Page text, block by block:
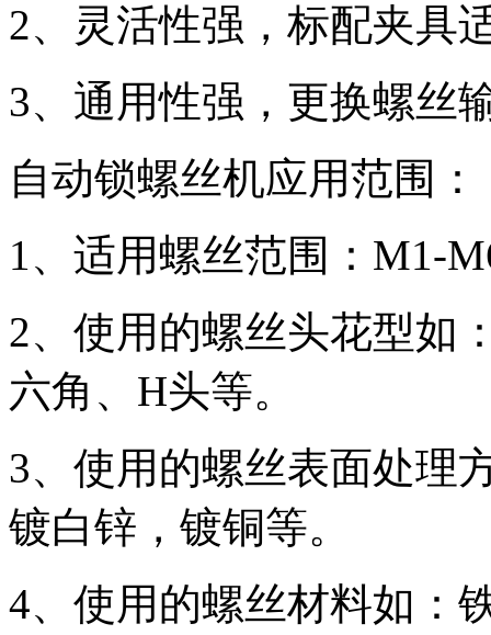
2、灵活性强，标配夹具
3、通用性强，更换螺丝
自动锁螺丝机应用范围：
1、适用螺丝范围：M1-
2、使用的螺丝头花型如
六角、H头等。
3、使用的螺丝表面处理
镀白锌，镀铜等。
4、使用的螺丝材料如：